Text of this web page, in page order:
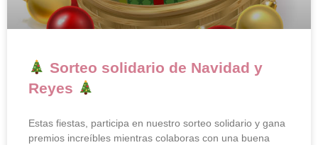
Sorteo solidario de Navidad y
Reyes
Estas fiestas, participa en nuestro sorteo solidario y gana
premios increíbles mientras colaboras con una buena